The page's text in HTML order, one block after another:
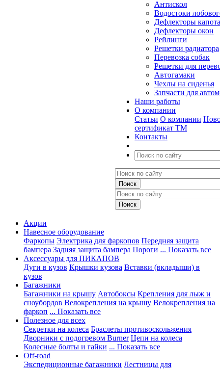
Антискол
Водостоки
Дефлекторы капота
Дефлекторы окон
Рейлинги
Решетки радиатора
Перевозка собак
Решетки для
Автогамаки
Чехлы на сиденья
Запчасти для
Наши работы
О компании
Статьи О компании
сертификат ТМ
Контакты
Акции
Навесное оборудование
Фаркопы Электрика для фаркопов Передняя защита
бампера Задняя защита бампера Пороги ... Показать все
Аксессуары для ПИКАПОВ
Дуги в кузов Крышки кузова Вставки (вкладыши) в
кузов
Багажники
Багажники на крышу Автобоксы Крепления для лыж и
сноубордов Велокрепления на крышу Велокрепления на
фаркоп ... Показать все
Полезное для всех
Секретки на колеса Браслеты противоскольжения
Дворники с подогревом Burner Цепи на колеса
Колесные болты и гайки ... Показать все
Off-road
Экспедиционные багажники Лестницы для